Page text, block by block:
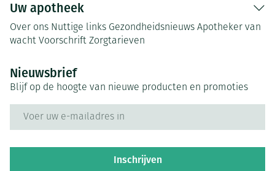
Uw apotheek
Over ons Nuttige links Gezondheidsnieuws Apotheker van
wacht Voorschrift Zorgtarieven
Nieuwsbrief
Blijf op de hoogte van nieuwe producten en promoties
Inschrijven